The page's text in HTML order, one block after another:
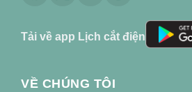
Tải về app Lịch cắt điện
VỀ CHÚNG TÔI